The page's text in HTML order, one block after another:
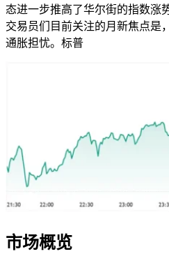
态进一步推高了华尔街的指数涨
交易员们目前关注的月新焦点是
通胀担忧。标普
市场概览